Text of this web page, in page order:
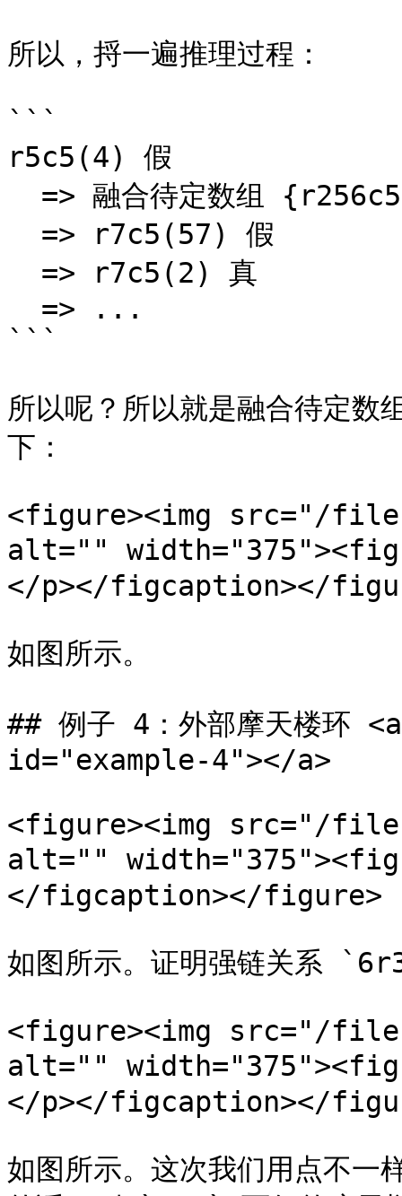
所以，捋一遍推理过程：
```
r5c5(4) 假
```
所以呢？所以就是融合待定数
下：
<figure><img src="/files/
alt=""
</p></figcaption></
如图所示。
## 例子 4：外部摩天楼环
id="example-4"></a>
<figure><img src="/
alt=""
</figcaption></figure>
如图所示。证明强链关系
<figure><img src="/files/
alt=""
</p></figcaption></
如图所示。这次我们用点不